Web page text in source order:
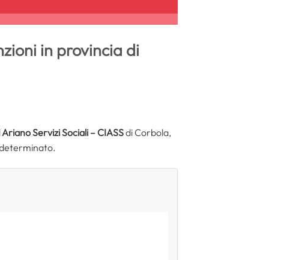
in provincia di
Servizi Sociali – CIASSdi Corbola,